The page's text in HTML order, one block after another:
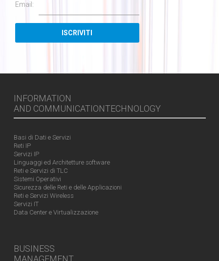
Email:
INFORMATION
AND COMMUNICATIONTECHNOLOGY
Basi di Dati e Servizi
Reti IP
Servizi IP
Linguaggi ed Architetture software
Reti e Servizi di TLC
Sistemi Operativi
Sicurezza delle Reti e delle Applicazioni
Reti e Servizi Wireless
Servizi IT
Data Center e Virtualizzazione
BUSINESS